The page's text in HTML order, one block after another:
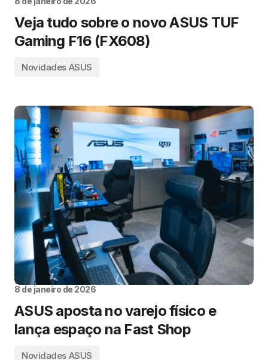
Veja tudo sobre o novo ASUS TUF
Gaming F16 (FX608)
Novidades ASUS
8 de janeiro de 2026
ASUS aposta no varejo físico e
lança espaço na Fast Shop
Novidades ASUS